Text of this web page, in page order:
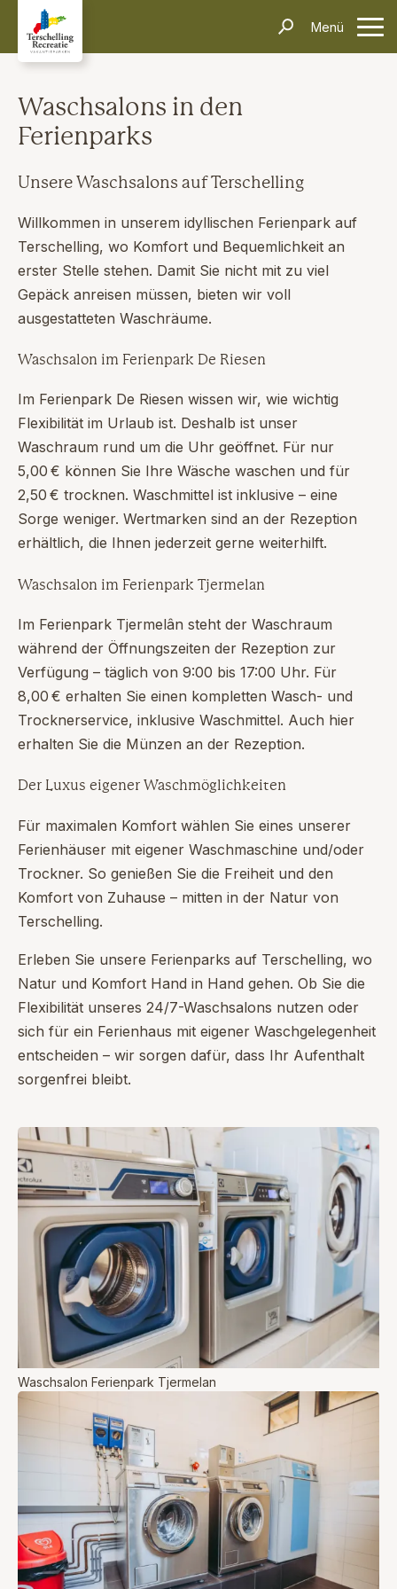
Menü
Kontakt
Unterkünfte
Informationen
Häufig gestellte Fragen
Anreise & Transport
Dörfer & Einkaufen
Aktivitäten & Tipps
Über Terschelling
Inselerlebnisse
Alleinreisende
Dark Sky Park
Schiffswrackmuseum
Kontakt
Suchen und Buchen
Waschsalons in den
Ferienparks
Unsere Waschsalons auf Terschelling
Willkommen in unserem idyllischen Ferienpark auf
Terschelling, wo Komfort und Bequemlichkeit an
erster Stelle stehen. Damit Sie nicht mit zu viel
Gepäck anreisen müssen, bieten wir voll
ausgestatteten Waschräume.
Waschsalon im Ferienpark De Riesen
Im Ferienpark De Riesen wissen wir, wie wichtig
Flexibilität im Urlaub ist. Deshalb ist unser
Waschraum rund um die Uhr geöffnet. Für nur
5,00 € können Sie Ihre Wäsche waschen und für
2,50 € trocknen. Waschmittel ist inklusive – eine
Sorge weniger. Wertmarken sind an der Rezeption
erhältlich, die Ihnen jederzeit gerne weiterhilft.
Waschsalon im Ferienpark Tjermelan
Im Ferienpark Tjermelân steht der Waschraum
während der Öffnungszeiten der Rezeption zur
Verfügung – täglich von 9:00 bis 17:00 Uhr. Für
8,00 € erhalten Sie einen kompletten Wasch- und
Trocknerservice, inklusive Waschmittel. Auch hier
erhalten Sie die Münzen an der Rezeption.
Der Luxus eigener Waschmöglichkeiten
Für maximalen Komfort wählen Sie eines unserer
Ferienhäuser mit eigener Waschmaschine und/oder
Trockner. So genießen Sie die Freiheit und den
Komfort von Zuhause – mitten in der Natur von
Terschelling.
Erleben Sie unsere Ferienparks auf Terschelling, wo
Natur und Komfort Hand in Hand gehen. Ob Sie die
Flexibilität unseres 24/7-Waschsalons nutzen oder
sich für ein Ferienhaus mit eigener Waschgelegenheit
entscheiden – wir sorgen dafür, dass Ihr Aufenthalt
sorgenfrei bleibt.
Waschsalon Ferienpark Tjermelan